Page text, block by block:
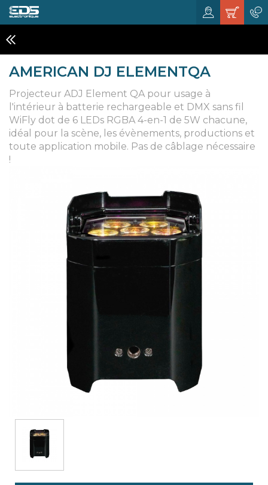
AMERICAN DJ ELEMENTQA
Projecteur ADJ Element QA pour usage à
l'intérieur à batterie rechargeable et DMX sans fil
WiFly dot de 6 LEDs RGBA 4-en-1 de 5W chacune,
idéal pour la scène, les évènements, productions et
toute application mobile. Pas de câblage nécessaire
!